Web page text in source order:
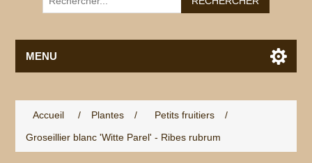
MENU
Accueil / Plantes / Petits fruitiers
/
Groseillier blanc 'Witte Parel' - Ribes rubrum